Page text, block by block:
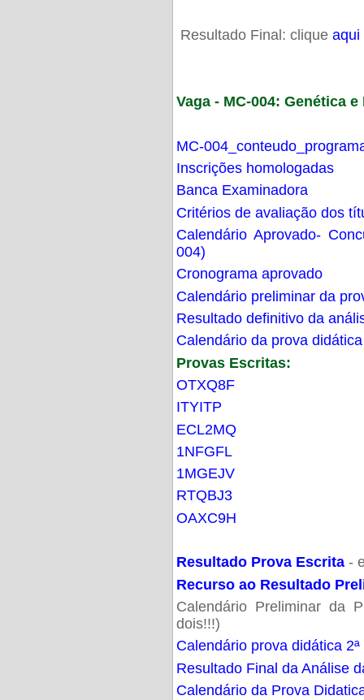
Resultado Final: clique aqui
Vaga - MC-004: Genética
MC-
Inscrições homologadas
Banca Examinadora
Critérios de avaliação dos
Calendário Aprovado-
004)
Cronograma aprovado
Calendário preliminar da
Resultado definitivo da
Calendário da prova didática
Provas Escritas:
OTXQ8F
ITYITP
ECL2MQ
1NFGFL
1MGEJV
RTQBJ3
OAXC9H
Resultado Prova Escrita -
Recurso ao Resultado
Calendário Preliminar da
dois!!!)
Calendário prova didática
Resultado Final da Análise
Calendário da Prova